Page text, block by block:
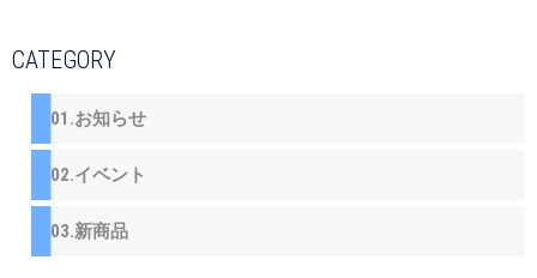
CATEGORY
01.お知らせ
02.イベント
03.新商品